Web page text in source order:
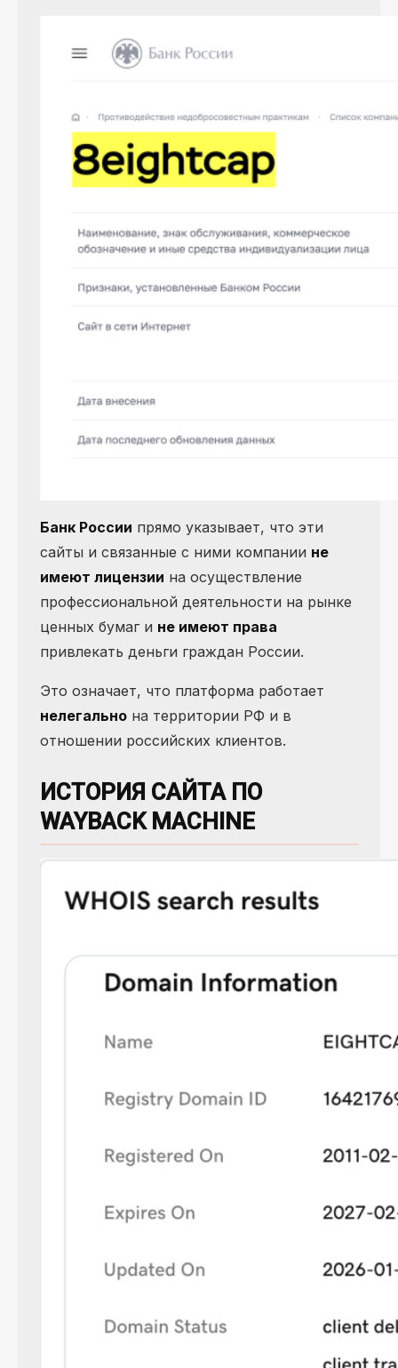
Банк России прямо указывает, что эти
сайты и связанные с ними компании не
имеют лицензии на осуществление
профессиональной деятельности на рынке
ценных бумаг и не имеют права
привлекать деньги граждан России.
Это означает, что платформа работает
нелегально на территории РФ и в
отношении российских клиентов.
ИСТОРИЯ САЙТА ПО
WAYBACK MACHINE